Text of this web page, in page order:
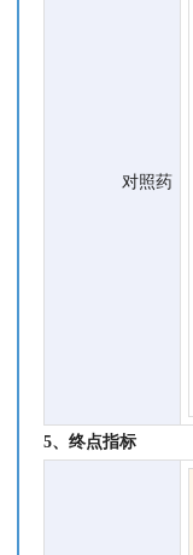
对照药
5、终点指标